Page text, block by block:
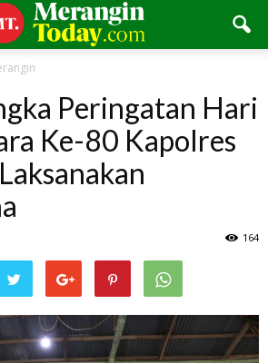
Peringatan Hari
Ke-80 Kapolres
164